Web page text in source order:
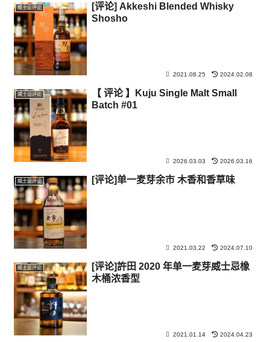
威士忌评论
[评论] Akkeshi Blended Whisky
Shosho
2021.08.25 2024.02.08
威士忌评论
【 评论 】Kuju Single Malt Small
Batch #01
2026.03.03 2026.03.16
威士忌评论 [评论]单一麦芽余市 木香和香草味
2021.03.22 2024.07.10
威士忌评论
[评论]許田 2020 年单一麦芽威士忌橡
木桶浓香型
2021.01.14 2024.04.23